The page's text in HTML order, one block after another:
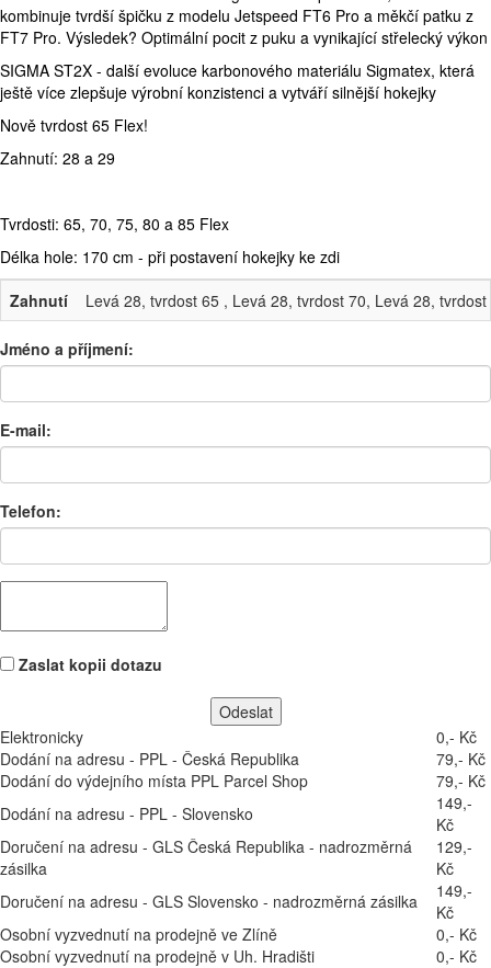
kombinuje tvrdší špičku z modelu Jetspeed FT6 Pro a měkčí patku z
FT7 Pro. Výsledek? Optimální pocit z puku a vynikající střelecký výkon
SIGMA ST2X - další evoluce karbonového materiálu Sigmatex, která
ještě více zlepšuje výrobní konzistenci a vytváří silnější hokejky
Nově tvrdost 65 Flex!
Zahnutí: 28 a 29
Tvrdosti: 65, 70, 75, 80 a 85 Flex
Délka hole: 170 cm - při postavení hokejky ke zdi
Zahnutí
Levá 28, tvrdost 65 , Levá 28, tvrdost 70, Levá 28,
Jméno a příjmení:
E-mail:
Telefon:
Zaslat kopii dotazu
Elektronicky
0,- Kč
Dodání na adresu - PPL - Česká Republika
79,- Kč
Dodání do výdejního místa PPL Parcel Shop
79,- Kč
Dodání na adresu - PPL - Slovensko
149,-
Kč
Doručení na adresu - GLS Česká Republika - nadrozměrná
zásilka
129,-
Kč
Doručení na adresu - GLS Slovensko - nadrozměrná zásilka
149,-
Kč
Osobní vyzvednutí na prodejně ve Zlíně
0,- Kč
Osobní vyzvednutí na prodejně v Uh. Hradišti
0,- Kč